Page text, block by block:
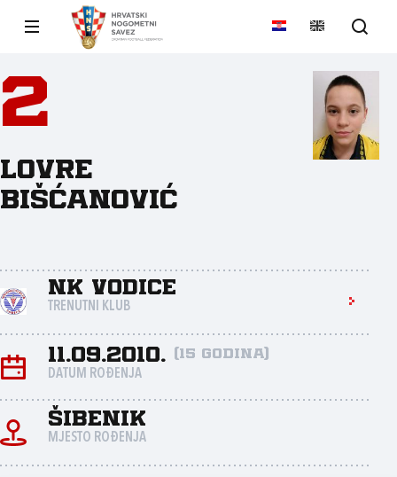
2
Lovre
Bišćanović
NK Vodice
TRENUTNI KLUB
11.09.2010. (15 godina)
DATUM ROĐENJA
Šibenik
MJESTO ROĐENJA